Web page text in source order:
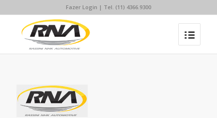
Fazer Login | Tel. (11) 4366.9300